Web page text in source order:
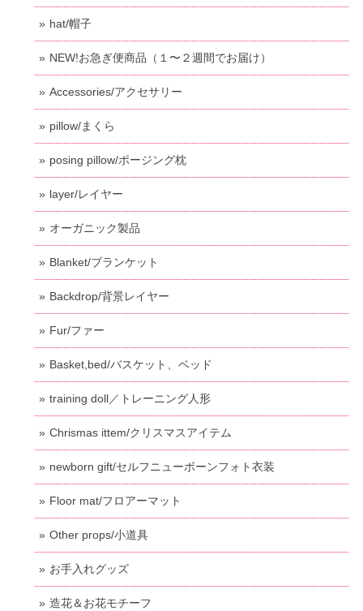
hat/帽子
NEW!お急ぎ便商品（１〜２週間でお届け）
Accessories/アクセサリー
pillow/まくら
posing pillow/ポージング枕
layer/レイヤー
オーガニック製品
Blanket/ブランケット
Backdrop/背景レイヤー
Fur/ファー
Basket,bed/バスケット、ベッド
training doll／トレーニング人形
Chrismas ittem/クリスマスアイテム
newborn gift/セルフニューボーンフォト衣装
Floor mat/フロアーマット
Other props/小道具
お手入れグッズ
造花＆お花モチーフ